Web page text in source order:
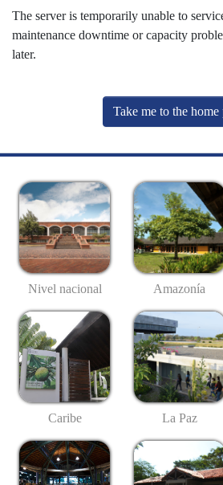
The server is temporarily unable to
maintenance downtime or capacity
later.
Take me to the home
Nivel nacional Amazonía
Caribe La Paz